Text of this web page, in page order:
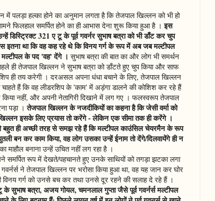
में पलड़ा हल्का होने का अनुमान लगता है कि तेजपाल खिल्लन को भी हो
फिलहाल समर्पित होने का ही आभास देना शुरू किया हुआ है ।इस
डिस्ट्रिक्ट 321 ए टू के पूर्व गवर्नर सुभाष बत्रा को भी डाँट कर चुप
इतना था कि वह कह रहे थे कि विनय गर्ग के रूप में अब जब मल्टीपल
के पद 'वह' देंगे । सुभाष बत्रा की बात का और लोग भी समर्थन
ही तेजपाल खिल्लन ने सुभाष बत्रा को डाँटते हुए चुप किया और साफ
ही तय करेगी । दरअसल अपना धंधा बचाने के लिए, तेजपाल खिल्लन
हैं कि वह लीडरशिप के 'काम' में अड़ंगा डालने की कोशिश कर रहे हैं
किया नहीं, और अपनी नेतागिरी दिखाने में लग गए । फलस्वरूप तेजपाल
पड़ा ।तेजपाल खिल्लन के नजदीकियों का कहना है कि जेसी वर्मा को
इसके लिए प्रयास तो करेंगे - लेकिन एक सीमा तक ही करेंगे ।
ही अच्छी तरह से समझ रहे हैं कि मल्टीपल काउंसिल चेयरमैन के रूप
बन कर काम किया, वह लोग उसका उन्हें ईनाम तो देंगे/दिलवायेंगे ही न
माहौल बनाना उन्हें उचित नहीं लग रहा है ।
समर्पित रूप में देखते/पहचानते हुए उनके साथियों को तगड़ा झटका लगा
ने तेजपाल खिल्लन पर भरोसा किया हुआ था, वह यह जान कर घोर
विनय गर्ग को उनसे बच कर तथा उनसे दूर रहने की सलाह दे रहे हैं ।
सुभाष बत्रा, अजय गोयल, चमनलाल गुप्ता जैसे पूर्व गवर्नर्स मल्टीपल